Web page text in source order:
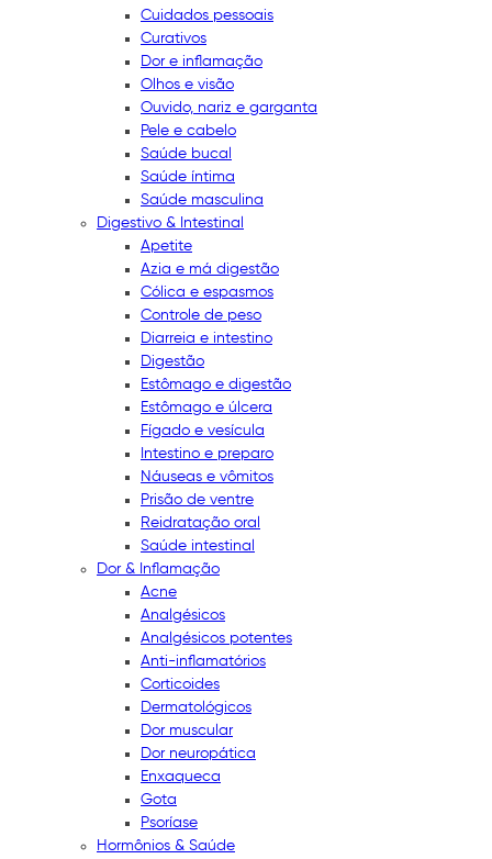
Cuidados pessoais
Curativos
Dor e inflamação
Olhos e visão
Ouvido, nariz e garganta
Pele e cabelo
Saúde bucal
Saúde íntima
Saúde masculina
Digestivo & Intestinal
Apetite
Azia e má digestão
Cólica e espasmos
Controle de peso
Diarreia e intestino
Digestão
Estômago e digestão
Estômago e úlcera
Fígado e vesícula
Intestino e preparo
Náuseas e vômitos
Prisão de ventre
Reidratação oral
Saúde intestinal
Dor & Inflamação
Acne
Analgésicos
Analgésicos potentes
Anti-inflamatórios
Corticoides
Dermatológicos
Dor muscular
Dor neuropática
Enxaqueca
Gota
Psoríase
Hormônios & Saúde